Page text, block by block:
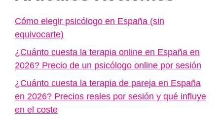
Cómo elegir psicólogo en España (sin
equivocarte)
¿Cuánto cuesta la terapia online en España en
2026? Precio de un psicólogo online por sesión
¿Cuánto cuesta la terapia de pareja en España
en 2026? Precios reales por sesión y qué influye
en el coste